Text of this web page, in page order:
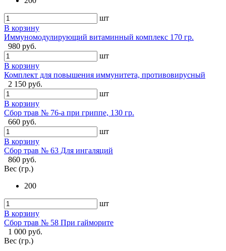
шт
В корзину
Иммуномодулирующий витаминный комплекс 170 гр.
980 руб.
шт
В корзину
Комплект для повышения иммунитета, противовирусный
2 150 руб.
шт
В корзину
Сбор трав № 76-а при гриппе, 130 гр.
660 руб.
шт
В корзину
Сбор трав № 63 Для ингаляций
860 руб.
Вес (гр.)
200
шт
В корзину
Сбор трав № 58 При гайморите
1 000 руб.
Вес (гр.)